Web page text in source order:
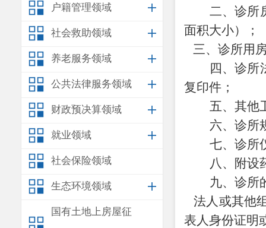
户籍管理领域
社会救助领域
养老服务领域
公共法律服务领域
财政预决算领域
就业领域
社会保险领域
生态环境领域
国有土地上房屋征
二、诊所
面积大小）；
三、诊所用
四、诊所
复印件；
五、其他
六、诊所
七、诊所
八、附设
九、诊所
法人或其他
表人身份证明